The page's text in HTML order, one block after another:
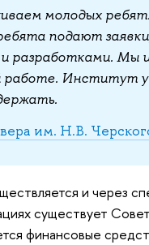
молодых
подают
разработками.
работе. Институт
им. Н.В.
и через
существует
финансовые